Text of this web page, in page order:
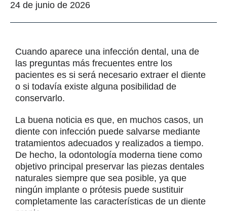
24 de junio de 2026
Cuando aparece una infección dental, una de
las preguntas más frecuentes entre los
pacientes es si será necesario extraer el diente
o si todavía existe alguna posibilidad de
conservarlo.
La buena noticia es que, en muchos casos, un
diente con infección puede salvarse mediante
tratamientos adecuados y realizados a tiempo.
De hecho, la odontología moderna tiene como
objetivo principal preservar las piezas dentales
naturales siempre que sea posible, ya que
ningún implante o prótesis puede sustituir
completamente las características de un diente